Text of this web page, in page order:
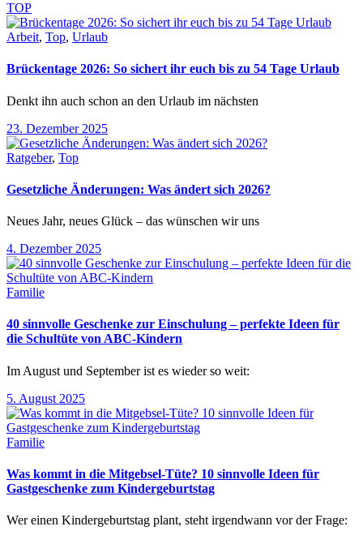
TOP
Arbeit, Top, Urlaub
Brückentage 2026: So sichert ihr euch bis zu 54 Tage Urlaub
Denkt ihn auch schon an den Urlaub im nächsten
23. Dezember 2025
Ratgeber, Top
Gesetzliche Änderungen: Was ändert sich 2026?
Neues Jahr, neues Glück – das wünschen wir uns
4. Dezember 2025
Familie
40 sinnvolle Geschenke zur Einschulung – perfekte Ideen für
die Schultüte von ABC-Kindern
Im August und September ist es wieder so weit:
5. August 2025
Familie
Was kommt in die Mitgebsel-Tüte? 10 sinnvolle Ideen für
Gastgeschenke zum Kindergeburtstag
Wer einen Kindergeburtstag plant, steht irgendwann vor der Frage: